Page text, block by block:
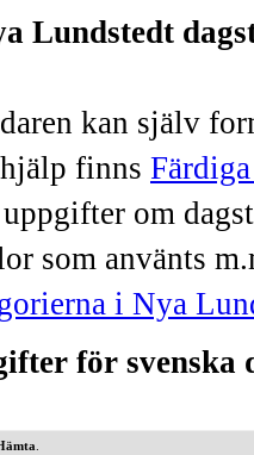
Lundstedt
kan själv
finns
om
som använts
i Nya
för svenska